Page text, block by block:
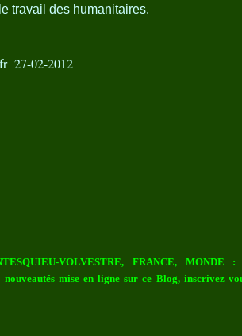
travail des humanitaires.
27-02-2012
VOLVESTRE, FRANCE, MONDE
nouveautés mise en ligne sur ce Blog, inscrivez